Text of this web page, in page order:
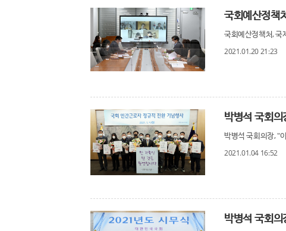
국회예산정책
국회예산정책처,
2021.01.20 21:23
박병석 국회의장, "
2021.01.04 16:52